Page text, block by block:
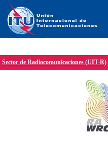
Sector de Radiocomunicaciones (UIT-R)